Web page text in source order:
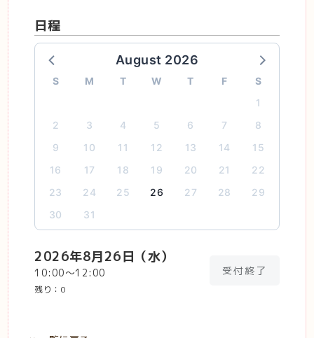
日程
August 2026
S M T W T F
S
1
2
3 4 5 6 7
8
9
10 11 12 13 14
15
16
17 18 19 20 21
22
23
24 25 26 27 28
29
30
31
2026年8月26日（水）
10:00〜12:00
残り： 0
受付終了